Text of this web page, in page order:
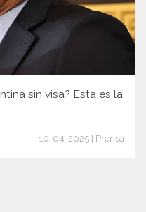
sin visa? Esta es la
10-04-2025 | Prensa